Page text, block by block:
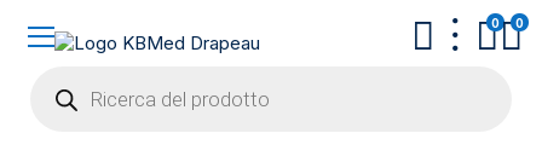
search
0 0